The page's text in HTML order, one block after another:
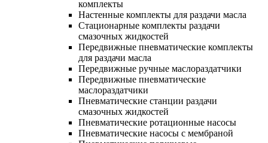
комплекты
Настенные комплекты для раздачи масла
Стационарные комплекты раздачи
смазочных жидкостей
Передвижные пневматические комплекты
для раздачи масла
Передвижные ручные маслораздатчики
Передвижные пневматические
маслораздатчики
Пневматические станции раздачи
смазочных жидкостей
Пневматические ротационные насосы
Пневматические насосы с мембраной